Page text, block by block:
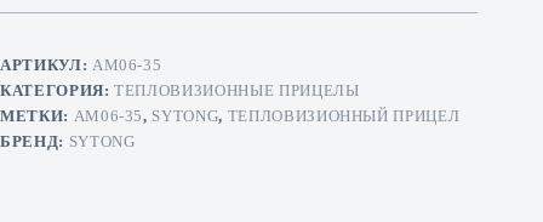
АРТИКУЛ: AM06-35
КАТЕГОРИЯ:ТЕПЛОВИЗИОННЫЕ ПРИЦЕЛЫ
МЕТКИ: AM06-35, SYTONG, ТЕПЛОВИЗИОННЫЙ ПРИЦЕЛ
БРЕНД: SYTONG